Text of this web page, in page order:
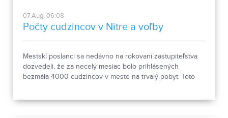
07.Aug, 06:08
Počty cudzincov v Nitre a voľby
Mestskí poslanci sa nedávno na rokovaní zastupiteľstva
dozvedeli, že za necelý mesiac bolo prihlásených
bezmála 4000 cudzincov v meste na trvalý pobyt. Toto